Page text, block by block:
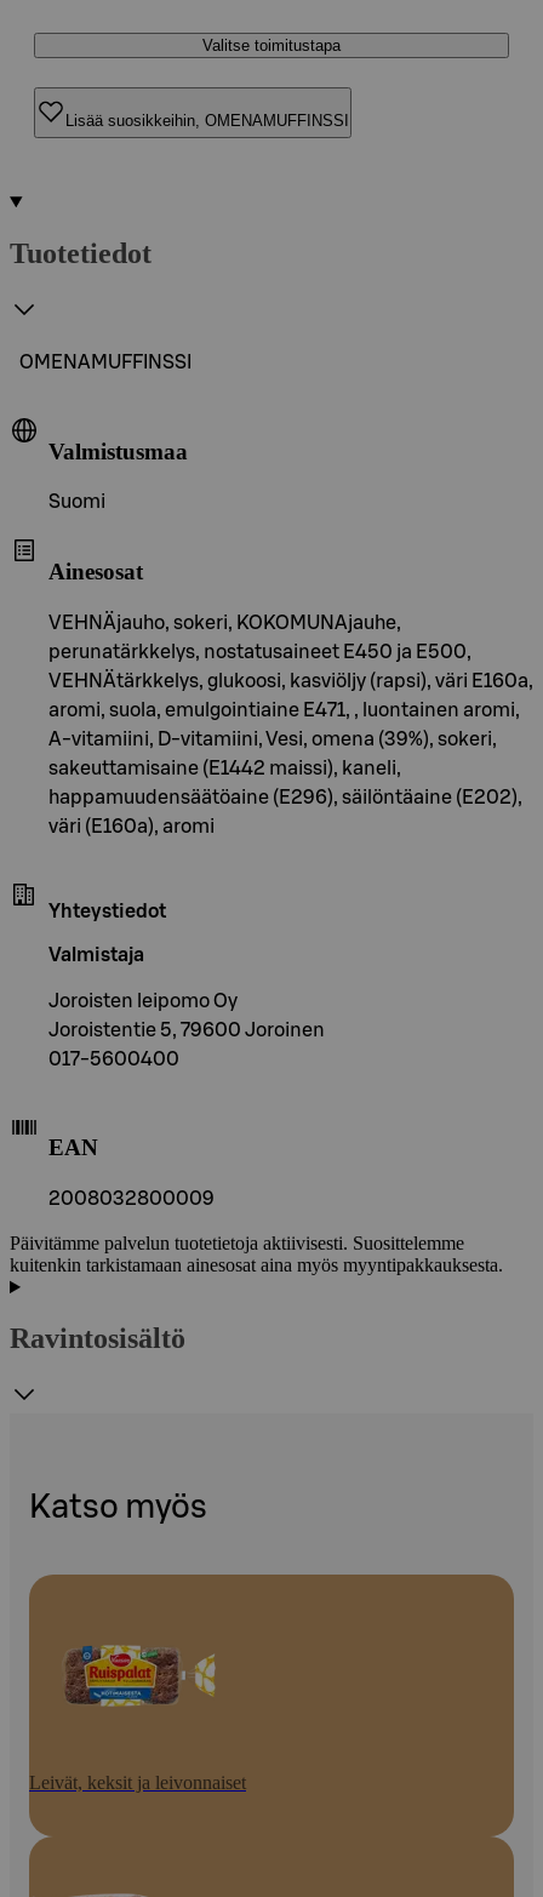
Valitse toimitustapa
Lisää suosikkeihin, OMENAMUFFINSSI
Tuotetiedot
OMENAMUFFINSSI
Valmistusmaa
Suomi
Ainesosat
VEHNÄjauho, sokeri, KOKOMUNAjauhe,
perunatärkkelys, nostatusaineet E450 ja E500,
VEHNÄtärkkelys, glukoosi, kasviöljy (rapsi), väri E160a,
aromi, suola, emulgointiaine E471, , luontainen aromi,
A-vitamiini, D-vitamiini, Vesi, omena (39%), sokeri,
sakeuttamisaine (E1442 maissi), kaneli,
happamuudensäätöaine (E296), säilöntäaine (E202),
väri (E160a), aromi
Yhteystiedot
Valmistaja
Joroisten leipomo Oy
Joroistentie 5, 79600 Joroinen
017-5600400
EAN
2008032800009
Päivitämme palvelun tuotetietoja aktiivisesti. Suosittelemme
kuitenkin tarkistamaan ainesosat aina myös myyntipakkauksesta.
Ravintosisältö
Katso myös
Leivät, keksit ja leivonnaiset